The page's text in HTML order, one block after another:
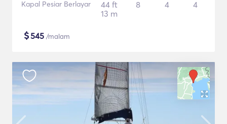
Kapal Pesiar Berlayar
44 ft
13 m
8 4 4
$545 /malam